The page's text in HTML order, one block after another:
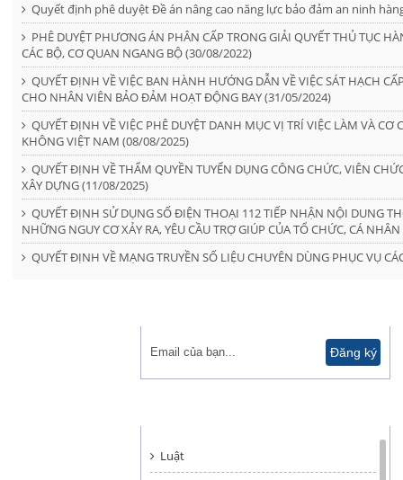
Quyết định phê duyệt Đề án nâng cao năng lực bảo đảm an ninh
PHÊ DUYỆT PHƯƠNG ÁN PHÂN CẤP TRONG GIẢI QUYẾT THỦ TỤC
CÁC BỘ, CƠ QUAN NGANG BỘ (30/08/2022)
QUYẾT ĐỊNH VỀ VIỆC BAN HÀNH HƯỚNG DẪN VỀ VIỆC SÁT HẠCH
CHO NHÂN VIÊN BẢO ĐẢM HOẠT ĐỘNG BAY (31/05/2024)
QUYẾT ĐỊNH VỀ VIỆC PHÊ DUYỆT DANH MỤC VỊ TRÍ VIỆC LÀM VÀ CƠ
KHÔNG VIỆT NAM (08/08/2025)
QUYẾT ĐỊNH VỀ THẨM QUYỀN TUYỂN DỤNG CÔNG CHỨC, VIÊN
XÂY DỰNG (11/08/2025)
QUYẾT ĐỊNH SỬ DỤNG SỐ ĐIỆN THOẠI 112 TIẾP NHẬN NỘI DUNG
NHỮNG NGUY CƠ XẢY RA, YÊU CẦU TRỢ GIÚP CỦA TỔ CHỨC, CÁ
QUYẾT ĐỊNH VỀ MẠNG TRUYỀN SỐ LIỆU CHUYÊN DÙNG PHỤC VỤ
Luật